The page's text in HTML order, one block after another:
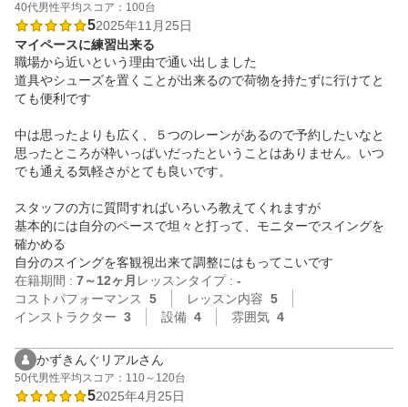
40代男性平均スコア：100台
52025年11月25日
マイペースに練習出来る
職場から近いという理由で通い出しました
道具やシューズを置くことが出来るので荷物を持たずに行けてと
ても便利です
中は思ったよりも広く、５つのレーンがあるので予約したいなと
思ったところが枠いっぱいだったということはありません。いつ
でも通える気軽さがとても良いです。
スタッフの方に質問すればいろいろ教えてくれますが
基本的には自分のペースで坦々と打って、モニターでスイングを
確かめる
在籍期間 : 7～12ヶ月 レッスンタイプ : -
コストパフォーマンス
5 レッスン内容 5
インストラクター 3 設備 4 雰囲気 4
かずきんぐリアルさん
50代男性平均スコア：110～120台
52025年4月25日